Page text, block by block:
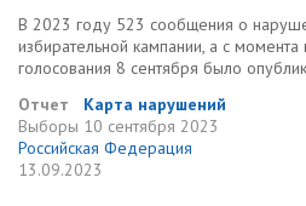
В 2023 году 523 сообщения о
избирательной кампании, а с
голосования 8 сентября было
Отчет
Карта нарушений
Выборы 10 сентября 2023
Российская Федерация
13.09.2023